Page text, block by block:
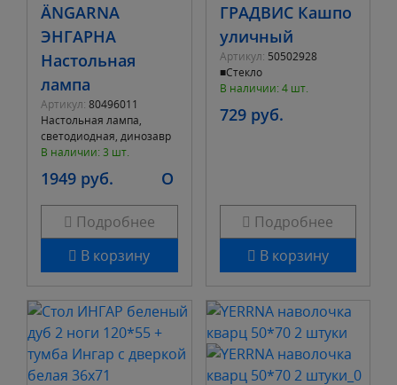
ÄNGARNA
ЭНГАРНА
Настольная
лампа
Артикул: 80496011
Настольная лампа,
светодиодная, динозавр
В наличии: 3 шт.
1949 руб. O
Подробнее
В корзину
ГРАДВИС Кашпо
уличный
Артикул: 50502928
■Стекло
В наличии: 4 шт.
729 руб.
Подробнее
В корзину